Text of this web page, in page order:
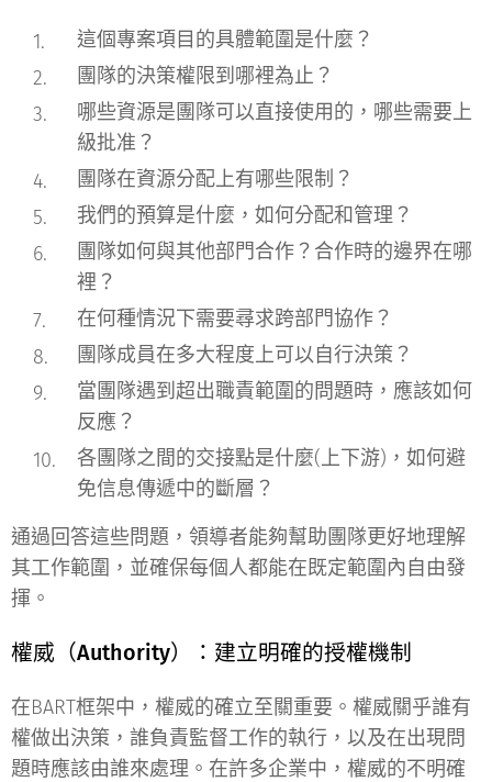
這個專案項目的具體範圍是什麼？
團隊的決策權限到哪裡為止？
哪些資源是團隊可以直接使用的，哪些需要上
級批准？
團隊在資源分配上有哪些限制？
我們的預算是什麼，如何分配和管理？
團隊如何與其他部門合作？合作時的邊界在哪
裡？
在何種情況下需要尋求跨部門協作？
團隊成員在多大程度上可以自行決策？
當團隊遇到超出職責範圍的問題時，應該如何
反應？
各團隊之間的交接點是什麼(上下游)，如何避
免信息傳遞中的斷層？
通過回答這些問題，領導者能夠幫助團隊更好地理解
其工作範圍，並確保每個人都能在既定範圍內自由發
揮。
權威（Authority）：建立明確的授權機制
在BART框架中，權威的確立至關重要。權威關乎誰有
權做出決策，誰負責監督工作的執行，以及在出現問
題時應該由誰來處理。在許多企業中，權威的不明確